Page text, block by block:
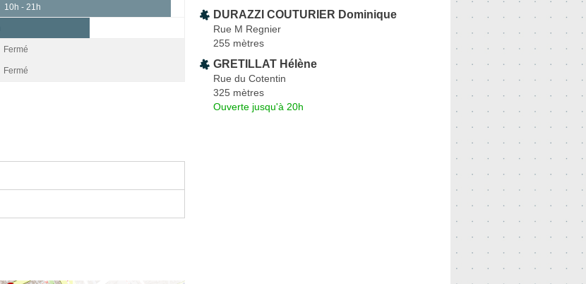
10h - 21h
Fermé
Fermé
DURAZZI COUTURIER Dominique
Rue M Regnier
255 mètres
GRETILLAT Hélène
Rue du Cotentin
325 mètres
Ouverte jusqu'à 20h